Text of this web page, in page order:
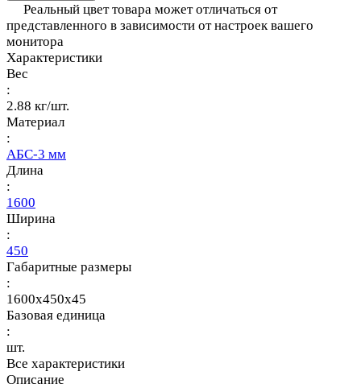
Реальный цвет товара может отличаться от
представленного в зависимости от настроек вашего
монитора
Характеристики
Вес
:
2.88 кг/шт.
Материал
:
АБС-3 мм
Длина
:
1600
Ширина
:
450
Габаритные размеры
:
1600x450x45
Базовая единица
:
шт.
Все характеристики
Описание